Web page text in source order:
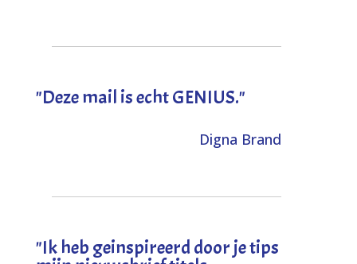
"Deze mail is echt GENIUS."
Digna Brand
"Ik heb geinspireerd door je tips